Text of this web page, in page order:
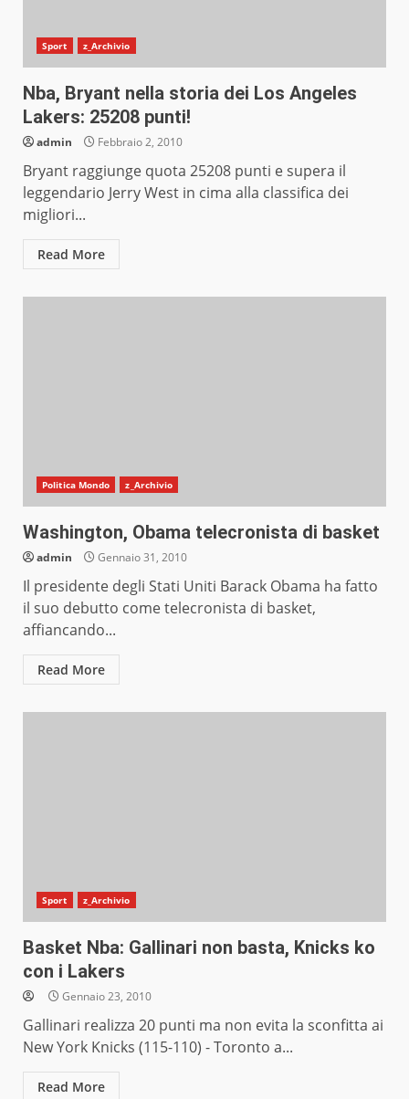
Sport z_Archivio
Nba, Bryant nella storia dei Los Angeles
Lakers: 25208 punti!
admin Febbraio 2, 2010
Bryant raggiunge quota 25208 punti e supera il
leggendario Jerry West in cima alla classifica dei
migliori...
Read More
Politica Mondo z_Archivio
Washington, Obama telecronista di basket
admin Gennaio 31, 2010
Il presidente degli Stati Uniti Barack Obama ha fatto
il suo debutto come telecronista di basket,
affiancando...
Read More
Sport z_Archivio
Basket Nba: Gallinari non basta, Knicks ko
con i Lakers
Gennaio 23, 2010
Gallinari realizza 20 punti ma non evita la sconfitta ai
New York Knicks (115-110) - Toronto a...
Read More